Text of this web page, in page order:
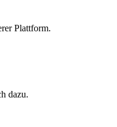
Plattform.
dazu.